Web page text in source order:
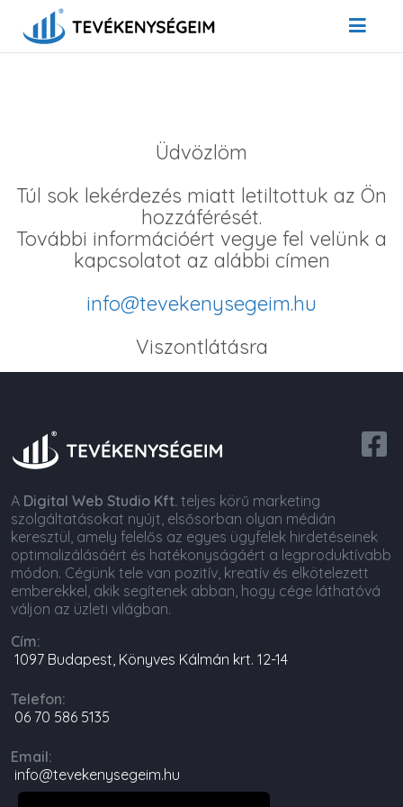
Üdvözlöm
Túl sok lekérdezés miatt letiltottuk az Ön
hozzáférését.
További információért vegye fel velünk a
kapcsolatot az alábbi címen
info@tevekenysegeim.hu
Viszontlátásra
A Digital Web Studio Kft. teljes körű marketing
szolgáltatásokat nyújt, elsősorban olyan médián
keresztül, amely felelős az egyes ügyfelek hirdetéseinek
optimalizálásáért és hatékonyságáért a legproduktívabb
módon. Cégünk tele van pozitív, kreatív és elkötelezett
emberekkel, akik segítenek abban, hogy cége láthatóvá
váljon az üzleti világban.
Cím:
1097 Budapest, Könyves Kálmán krt. 12-14
Telefon:
06 70 586 5135
Email:
info@tevekenysegeim.hu